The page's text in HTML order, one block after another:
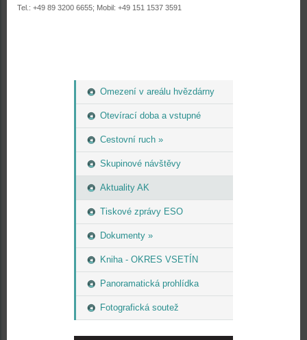
Omezení v areálu hvězdárny
Otevírací doba a vstupné
Cestovní ruch »
Skupinové návštěvy
Aktuality AK
Tiskové zprávy ESO
Dokumenty »
Kniha - OKRES VSETÍN
Panoramatická prohlídka
Fotografická soutež
Tel.: +49 89 3200 6655; Mobil: +49 151 1537 3591